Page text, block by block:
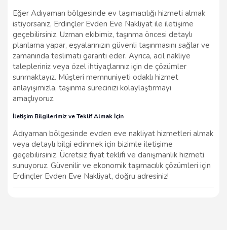
Eğer Adıyaman bölgesinde ev taşımacılığı hizmeti almak
istiyorsanız, Erdinçler Evden Eve Nakliyat ile iletişime
geçebilirsiniz. Uzman ekibimiz, taşınma öncesi detaylı
planlama yapar, eşyalarınızın güvenli taşınmasını sağlar ve
zamanında teslimatı garanti eder. Ayrıca, acil nakliye
talepleriniz veya özel ihtiyaçlarınız için de çözümler
sunmaktayız. Müşteri memnuniyeti odaklı hizmet
anlayışımızla, taşınma sürecinizi kolaylaştırmayı
amaçlıyoruz.
İletişim Bilgilerimiz ve Teklif Almak İçin
Adıyaman bölgesinde evden eve nakliyat hizmetleri almak
veya detaylı bilgi edinmek için bizimle iletişime
geçebilirsiniz. Ücretsiz fiyat teklifi ve danışmanlık hizmeti
sunuyoruz. Güvenilir ve ekonomik taşımacılık çözümleri için
Erdinçler Evden Eve Nakliyat, doğru adresiniz!